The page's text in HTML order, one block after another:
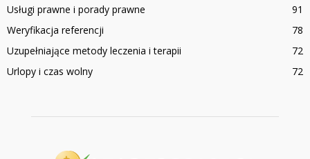
Usługi prawne i porady prawne
91
Weryfikacja referencji
78
Uzupełniające metody leczenia i terapii
72
Urlopy i czas wolny
72